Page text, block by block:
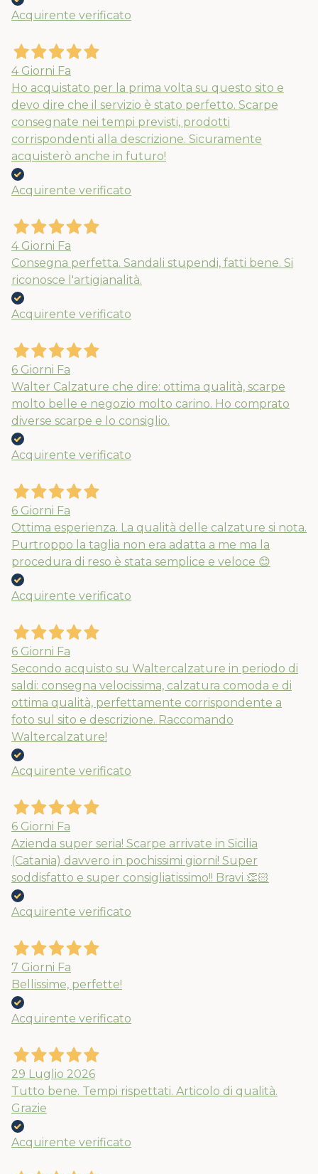
Acquirente verificato
4 Giorni Fa
Ho acquistato per la prima volta su questo sito e
devo dire che il servizio è stato perfetto. Scarpe
consegnate nei tempi previsti, prodotti
corrispondenti alla descrizione. Sicuramente
acquisterò anche in futuro!
Acquirente verificato
4 Giorni Fa
Consegna perfetta. Sandali stupendi, fatti bene. Si
riconosce l'artigianalità.
Acquirente verificato
6 Giorni Fa
Walter Calzature che dire: ottima qualità, scarpe
molto belle e negozio molto carino. Ho comprato
diverse scarpe e lo consiglio.
Acquirente verificato
6 Giorni Fa
Ottima esperienza. La qualità delle calzature si nota.
Purtroppo la taglia non era adatta a me ma la
procedura di reso è stata semplice e veloce 😊
Acquirente verificato
6 Giorni Fa
Secondo acquisto su Waltercalzature in periodo di
saldi: consegna velocissima, calzatura comoda e di
ottima qualità, perfettamente corrispondente a
foto sul sito e descrizione. Raccomando
Waltercalzature!
Acquirente verificato
6 Giorni Fa
Azienda super seria! Scarpe arrivate in Sicilia
(Catania) davvero in pochissimi giorni! Super
soddisfatto e super consigliatissimo!! Bravi 👏🏻
Acquirente verificato
7 Giorni Fa
Bellissime, perfette!
Acquirente verificato
29 Luglio 2026
Tutto bene. Tempi rispettati. Articolo di qualità.
Grazie
Acquirente verificato
Nuovi ribassi fino al 70%
Spedizioni garantite prima della
chiusura solo per gli ordini effettuati
entro il 5/08
APPROFITTANE ORA